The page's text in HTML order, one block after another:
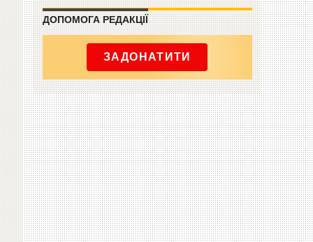
ДОПОМОГА РЕДАКЦІЇ
ЗАДОНАТИТИ